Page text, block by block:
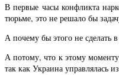
В первые часы конфликта
тюрьме, это не решало бы
А почему бы этого не сделать
А потому, что к этому
так как Украина управлялась